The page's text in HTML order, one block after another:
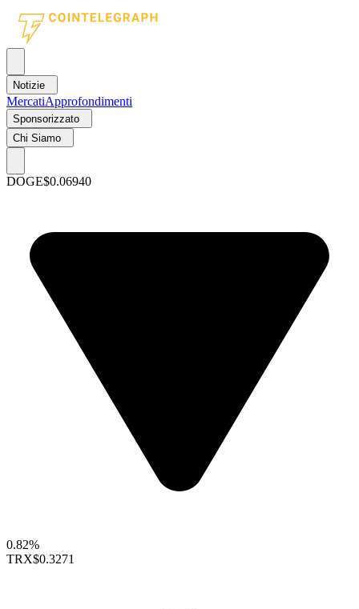
Notizie
MercatiApprofondimenti
Sponsorizzato
Chi Siamo
DOGE$0.06940
0.82%
TRX$0.3271